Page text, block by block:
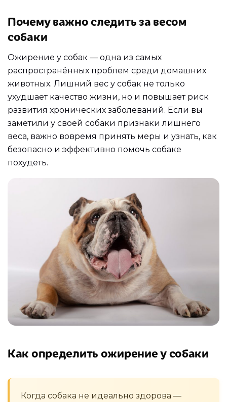
Почему важно следить за весом
собаки
Ожирение у собак — одна из самых
распространённых проблем среди домашних
животных. Лишний вес у собак не только
ухудшает качество жизни, но и повышает риск
развития хронических заболеваний. Если вы
заметили у своей собаки признаки лишнего
веса, важно вовремя принять меры и узнать, как
безопасно и эффективно помочь собаке
похудеть.
Как определить ожирение у собаки
Когда собака не идеально здорова —